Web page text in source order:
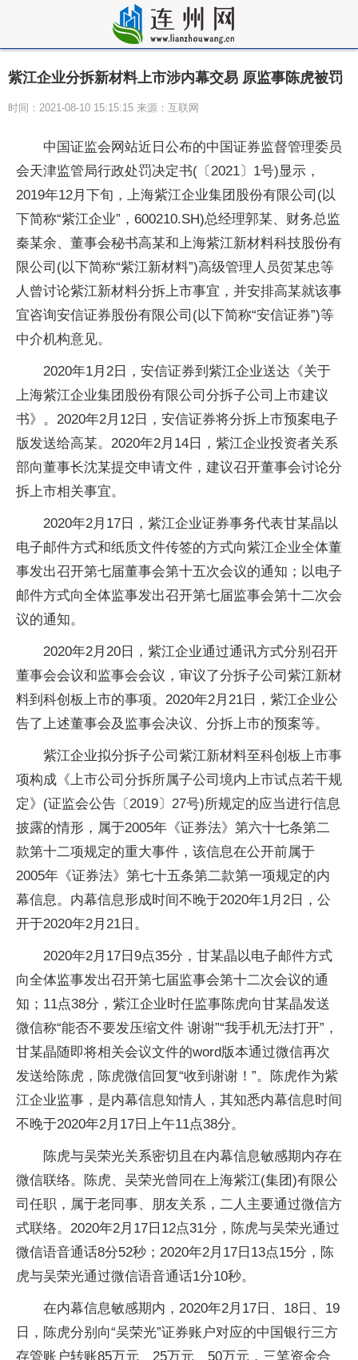
紫江企业分拆新材料上市涉内幕交易 原监事陈虎被罚
时间：2021-08-10 15:15:15 来源：互联网
中国证监会网站近日公布的中国证券监督管理委员
会天津监管局行政处罚决定书(〔2021〕1号)显示，
2019年12月下旬，上海紫江企业集团股份有限公司(以
下简称“紫江企业”，600210.SH)总经理郭某、财务总监
秦某余、董事会秘书高某和上海紫江新材料科技股份有
限公司(以下简称“紫江新材料”)高级管理人员贺某忠等
人曾讨论紫江新材料分拆上市事宜，并安排高某就该事
宜咨询安信证券股份有限公司(以下简称“安信证券”)等
中介机构意见。
2020年1月2日，安信证券到紫江企业送达《关于
上海紫江企业集团股份有限公司分拆子公司上市建议
书》。2020年2月12日，安信证券将分拆上市预案电子
版发送给高某。2020年2月14日，紫江企业投资者关系
部向董事长沈某提交申请文件，建议召开董事会讨论分
拆上市相关事宜。
2020年2月17日，紫江企业证券事务代表甘某晶以
电子邮件方式和纸质文件传签的方式向紫江企业全体董
事发出召开第七届董事会第十五次会议的通知；以电子
邮件方式向全体监事发出召开第七届监事会第十二次会
议的通知。
2020年2月20日，紫江企业通过通讯方式分别召开
董事会会议和监事会会议，审议了分拆子公司紫江新材
料到科创板上市的事项。2020年2月21日，紫江企业公
告了上述董事会及监事会决议、分拆上市的预案等。
紫江企业拟分拆子公司紫江新材料至科创板上市事
项构成《上市公司分拆所属子公司境内上市试点若干规
定》(证监会公告〔2019〕27号)所规定的应当进行信息
披露的情形，属于2005年《证券法》第六十七条第二
款第十二项规定的重大事件，该信息在公开前属于
2005年《证券法》第七十五条第二款第一项规定的内
幕信息。内幕信息形成时间不晚于2020年1月2日，公
开于2020年2月21日。
2020年2月17日9点35分，甘某晶以电子邮件方式
向全体监事发出召开第七届监事会第十二次会议的通
知；11点38分，紫江企业时任监事陈虎向甘某晶发送
微信称“能否不要发压缩文件 谢谢”“我手机无法打开”，
甘某晶随即将相关会议文件的word版本通过微信再次
发送给陈虎，陈虎微信回复“收到谢谢！”。陈虎作为紫
江企业监事，是内幕信息知情人，其知悉内幕信息时间
不晚于2020年2月17日上午11点38分。
陈虎与吴荣光关系密切且在内幕信息敏感期内存在
微信联络。陈虎、吴荣光曾同在上海紫江(集团)有限公
司任职，属于老同事、朋友关系，二人主要通过微信方
式联络。2020年2月17日12点31分，陈虎与吴荣光通过
微信语音通话8分52秒；2020年2月17日13点15分，陈
虎与吴荣光通过微信语音通话1分10秒。
在内幕信息敏感期内，2020年2月17日、18日、19
日，陈虎分别向“吴荣光”证券账户对应的中国银行三方
存管账户转账85万元、25万元、50万元，三笔资金合